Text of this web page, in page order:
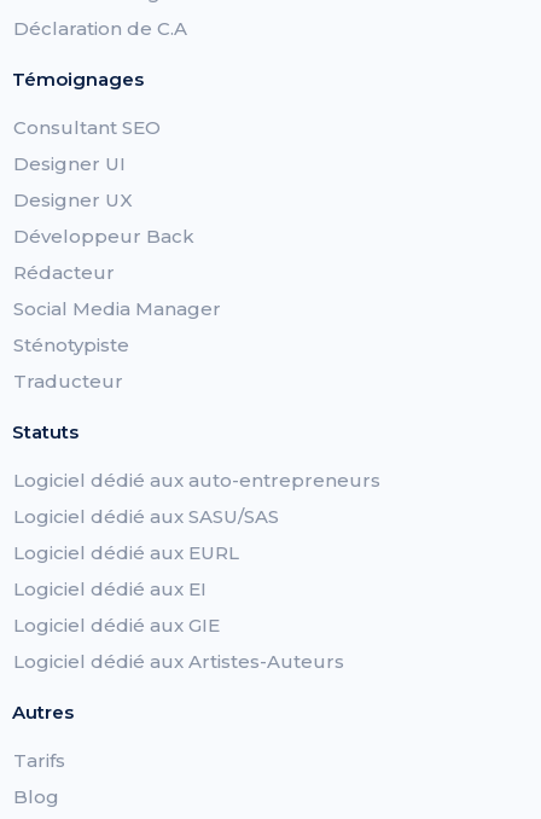
Déclaration de C.A
Témoignages
Consultant SEO
Designer UI
Designer UX
Développeur Back
Rédacteur
Social Media Manager
Sténotypiste
Traducteur
Statuts
Logiciel dédié aux auto-entrepreneurs
Logiciel dédié aux SASU/SAS
Logiciel dédié aux EURL
Logiciel dédié aux EI
Logiciel dédié aux GIE
Logiciel dédié aux Artistes-Auteurs
Autres
Tarifs
Blog